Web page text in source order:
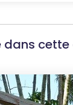
dans